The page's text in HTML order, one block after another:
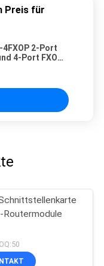
Preis für
2-Port
4-Port FXO
Routermodule